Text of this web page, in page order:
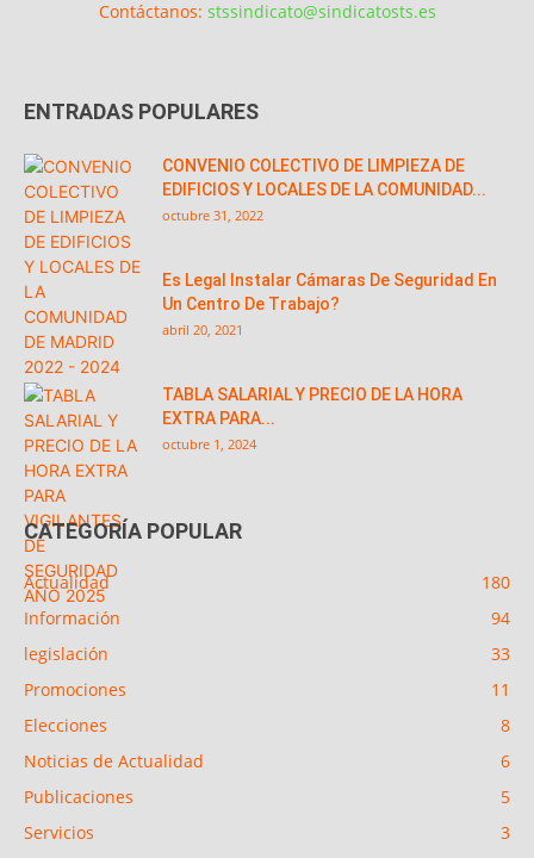
Contáctanos: stssindicato@sindicatosts.es
ENTRADAS POPULARES
CONVENIO COLECTIVO DE LIMPIEZA DE
EDIFICIOS Y LOCALES DE LA COMUNIDAD...
octubre 31, 2022
Es Legal Instalar Cámaras De Seguridad En
Un Centro De Trabajo?
abril 20, 2021
TABLA SALARIAL Y PRECIO DE LA HORA
EXTRA PARA...
octubre 1, 2024
CATEGORÍA POPULAR
Actualidad
180
Información
94
legislación
33
Promociones
11
Elecciones
8
Noticias de Actualidad
6
Publicaciones
5
Servicios
3